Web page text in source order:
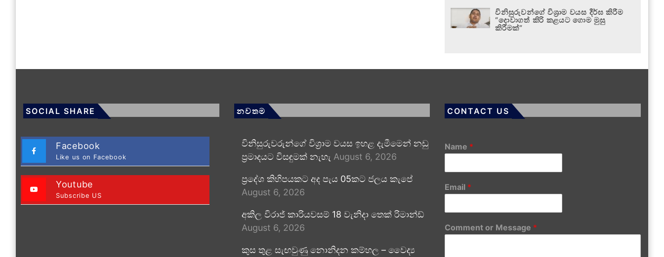
විනිසුරුවන්ගේ විශ්‍රාම වයස දීර්ඝ කිරීම
“දොවාගත් කිරි කළයට ගොම මුසු
කිරීමක්”
SOCIAL SHARE
Facebook
Like us on Facebook
Youtube
Subscribe US
නවතම
විනිසුරුවරුන්ගේ විශ්‍රාම වයස ඉහළ දැමීමෙන් නඩු
ප්‍රමාදයට විසඳුමක් නැහැ August 6, 2026
ප්‍රදේශ කිහිපයකට අද පැය 05කට ජලය කැපේ
August 6, 2026
අකිල විරාජ් කාරියවසම් 18 වැනිදා තෙක් රිමාන්ඩ්
August 6, 2026
කුස තුළ සැඟවුණු නොනිදන කම්හල – වෛද්‍ය
CONTACT US
Name *
Email *
Comment or Message *